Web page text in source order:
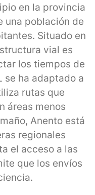
en la provincia
una población de
Situado en
vial es
los tiempos de
se ha adaptado a
rutas que
áreas menos
Anento está
regionales
el acceso a las
que los envíos